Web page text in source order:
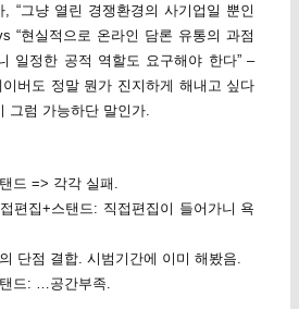
, “그냥 열린 경쟁환경의 사기업일 뿐인
“현실적으로 온라인 담론 유통의 과점
일정한 공적 역할도 요구해야 한다” –
버도 정말 뭔가 진지하게 해내고 싶다
그럼 가능하단 말인가.
드 => 각각 실패.
편집+스탠드: 직접편집이 들어가니 욕
단점 결합. 시범기간에 이미 해봤음.
드: …공간부족.